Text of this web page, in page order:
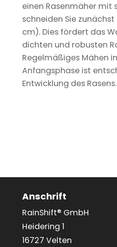
einen Rasenmäher mit
schneiden Sie
cm). Dies fördert das
dichten und robusten
Regelmäßiges Mähen
Anfangsphase ist
Entwicklung des Rasens.
Anschrift
RainShift® GmbH
Heidering 1
16727 Velten